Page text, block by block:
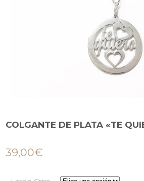
COLGANTE DE PLATA «TE
39,00€